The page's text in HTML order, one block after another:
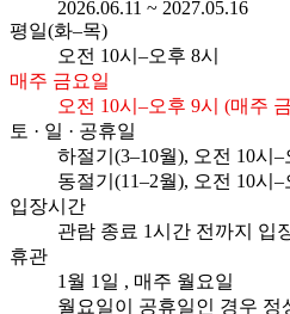
2026.06.11 ~ 2027.05.16
평일(화–목)
오전 10시–오후 8시
매주 금요일
오전 10시–오후 9시 (매주
토 · 일 · 공휴일
하절기(3–10월), 오전 10시–
동절기(11–2월), 오전 10시–
입장시간
관람 종료 1시간 전까지 입
휴관
1월 1일 , 매주 월요일
월요일이 공휴일인 경우 정